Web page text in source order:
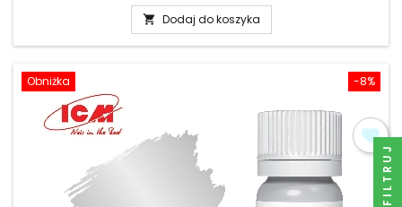
podstawowa
 Dodaj do koszyka
-8%
Obniżka
FILTRUJ